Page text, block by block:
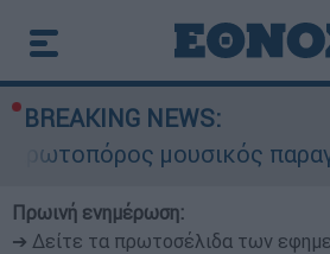
BREAKING NEWS:
μουσικός παραγωγός,
Πρωινή ενημέρωση:
➔ Δείτε τα πρωτοσέλιδα των